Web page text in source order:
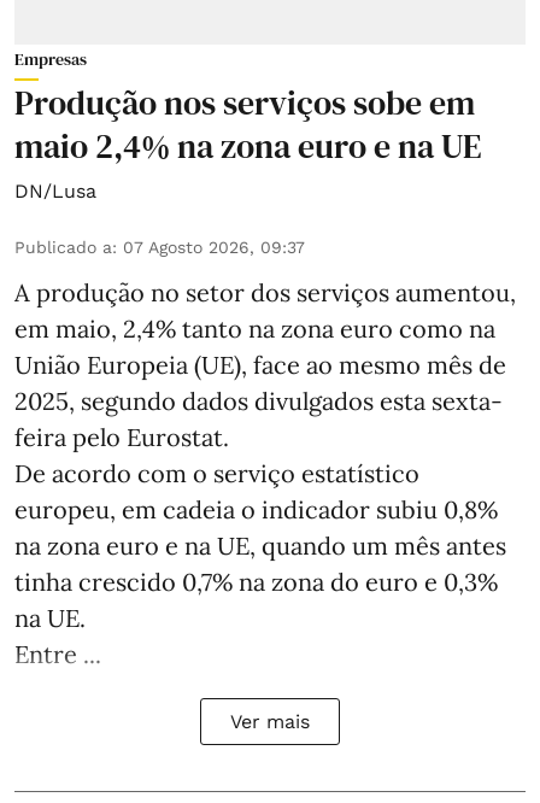
Empresas
Produção nos serviços sobe em
maio 2,4% na zona euro e na UE
DN/Lusa
Publicado a: 07 Agosto 2026, 09:37
A produção no setor dos serviços aumentou,
em maio, 2,4% tanto na zona euro como na
União Europeia (UE), face ao mesmo mês de
2025, segundo dados divulgados esta sexta-
feira pelo Eurostat.
De acordo com o serviço estatístico
europeu, em cadeia o indicador subiu 0,8%
na zona euro e na UE, quando um mês antes
tinha crescido 0,7% na zona do euro e 0,3%
na UE.
Entre ...
Ver mais